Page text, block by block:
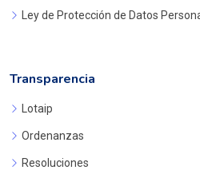
Ley de Protección de Datos
Transparencia
Lotaip
Ordenanzas
Resoluciones